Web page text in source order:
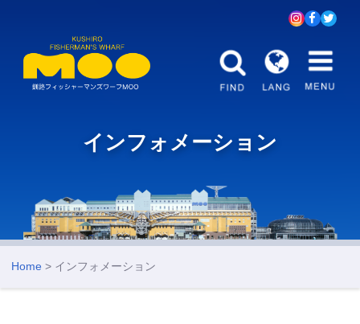
インフォメーション
Home > インフォメーション